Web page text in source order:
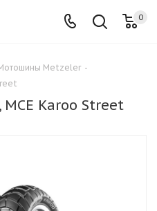
0
Metzeler -
Karoo Street